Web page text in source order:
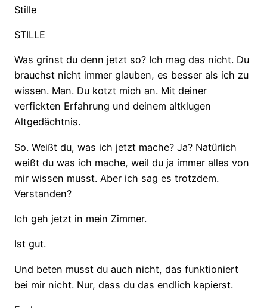
Stille
STILLE
Was grinst du denn jetzt so? Ich mag das nicht. Du
brauchst nicht immer glauben, es besser als ich zu
wissen. Man. Du kotzt mich an. Mit deiner
verfickten Erfahrung und deinem altklugen
Altgedächtnis.
So. Weißt du, was ich jetzt mache? Ja? Natürlich
weißt du was ich mache, weil du ja immer alles von
mir wissen musst. Aber ich sag es trotzdem.
Verstanden?
Ich geh jetzt in mein Zimmer.
Ist gut.
Und beten musst du auch nicht, das funktioniert
bei mir nicht. Nur, dass du das endlich kapierst.